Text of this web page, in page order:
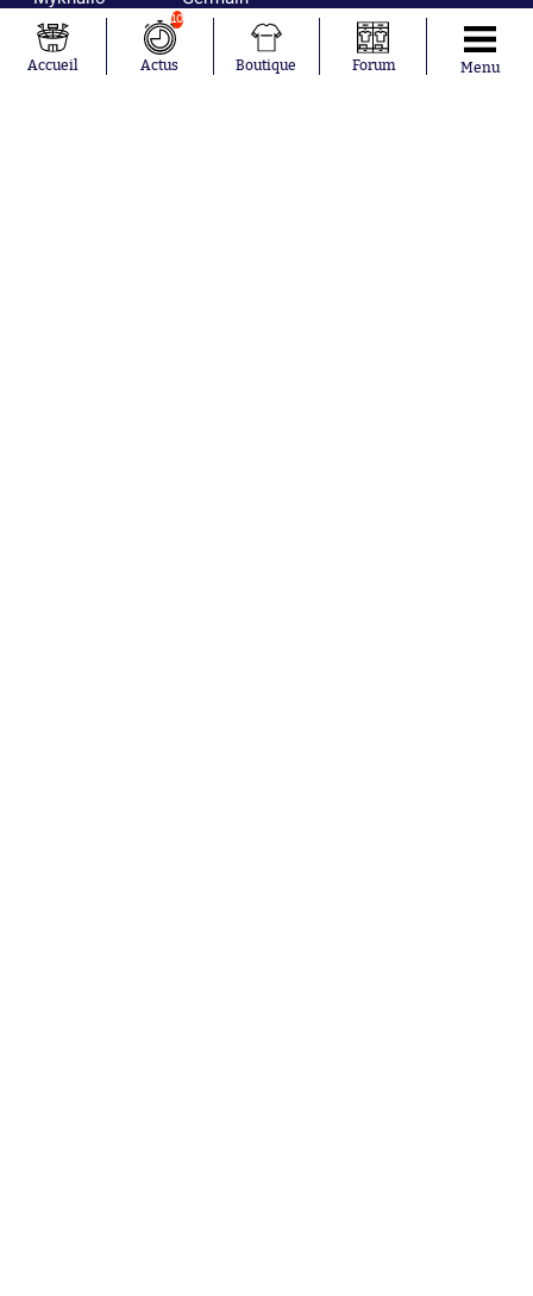
Mudryk
Neymar
Khalis Merah
Bordeaux
Olympique
lyonnais
Accueil
10
Actus Boutique Forum Menu